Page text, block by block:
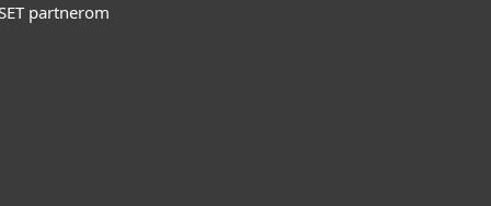
partnerom